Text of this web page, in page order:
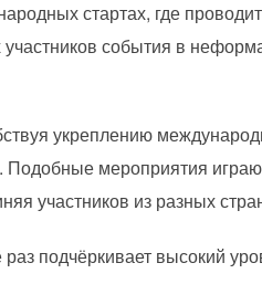
стартах, где
события в
укреплению
мероприятия
участников из разных
подчёркивает высокий